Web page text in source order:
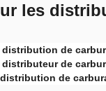
les
distribution de
distributeur de
de